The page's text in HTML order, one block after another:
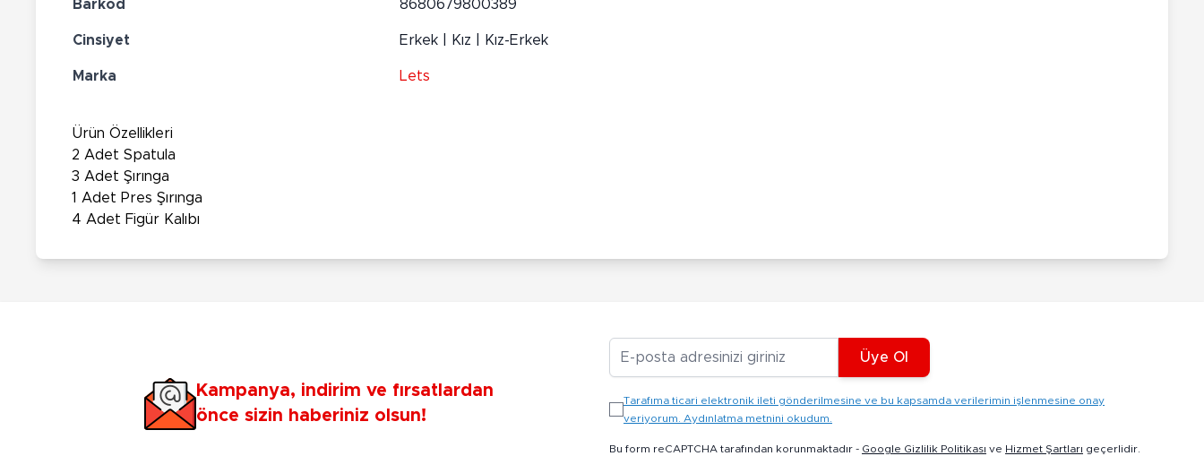
Barkod 8680679800389
Cinsiyet Erkek | Kız | Kız-Erkek
Marka Lets
Ürün Özellikleri
2 Adet Spatula
3 Adet Şırınga
1 Adet Pres Şırınga
4 Adet Figür Kalıbı
Kampanya, indirim ve fırsatlardan
önce sizin haberiniz olsun!
E-posta Adresiniz
Üye Ol
Tarafıma ticari elektronik ileti gönderilmesine ve bu kapsamda verilerimin işlenmesine onay
veriyorum. Aydınlatma metnini okudum.
Bu form reCAPTCHA tarafından korunmaktadır - Google Gizlilik Politikası ve Hizmet Şartları geçerlidir.